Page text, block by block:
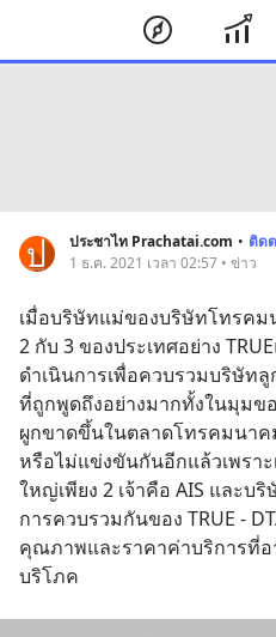
ประชาไท Prachatai.com • ติด
1 ธ.ค. 2021 เวลา 02:57 • ข่าว
เมื่อบริษัทแม่ของบริษัทโทรค
2 กับ 3 ของประเทศอย่าง
ดำเนินการเพื่อควบรวมบริษัท
ที่ถูกพูดถึงอย่างมากทั้งในมุมข
ผูกขาดขึ้นในตลาดโทรคมนา
หรือไม่แข่งขันกันอีกแล้วเพราะ
ใหญ่เพียง 2 เจ้าคือ AIS และ
การควบรวมกันของ TRUE -
คุณภาพและราคาค่าบริการที่อ
บริโภค